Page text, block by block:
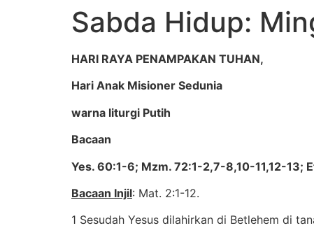
Sabda Hidup:
HARI RAYA PENAMPAKAN TUHAN,
Hari Anak Misioner Sedunia
warna liturgi Putih
Bacaan
Yes. 60:1-6; Mzm. 72:1-2,7-8,10-11,12-13;
Bacaan Injil: Mat. 2:1-12.
1 Sesudah Yesus dilahirkan di Betlehem di